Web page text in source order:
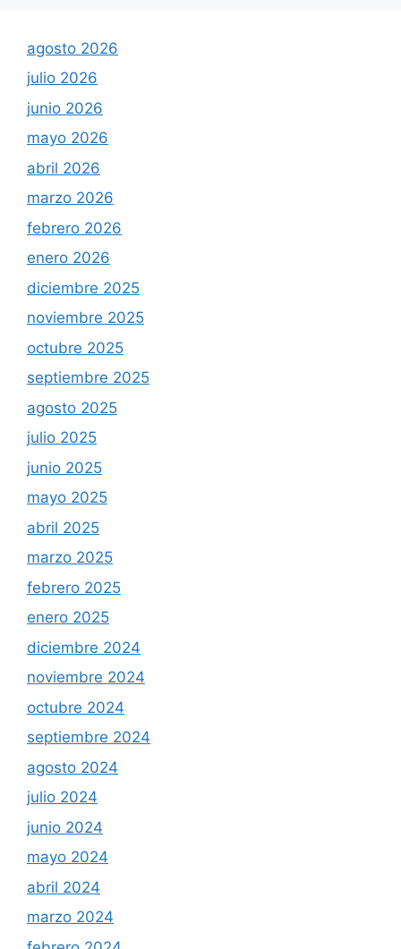
agosto 2026
julio 2026
junio 2026
mayo 2026
abril 2026
marzo 2026
febrero 2026
enero 2026
diciembre 2025
noviembre 2025
octubre 2025
septiembre 2025
agosto 2025
julio 2025
junio 2025
mayo 2025
abril 2025
marzo 2025
febrero 2025
enero 2025
diciembre 2024
noviembre 2024
octubre 2024
septiembre 2024
agosto 2024
julio 2024
junio 2024
mayo 2024
abril 2024
marzo 2024